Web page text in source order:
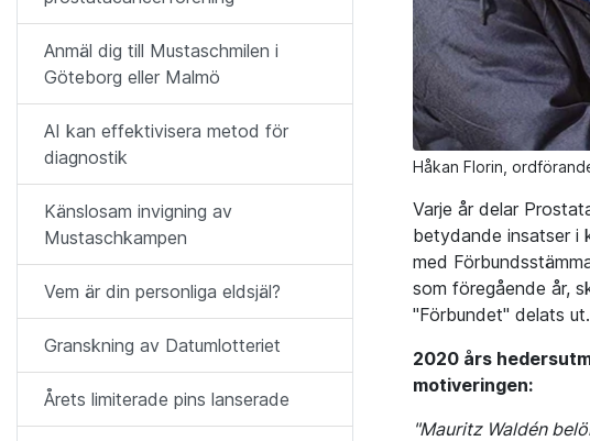
Anmäl dig till Mustaschmilen i
Göteborg eller Malmö
AI kan effektivisera metod för
diagnostik
Känslosam invigning av
Mustaschkampen
Vem är din personliga eldsjäl?
Granskning av Datumlotteriet
Årets limiterade pins lanserade
Håkan Florin,
Varje år delar
betydande insatser i
med
som föregående år,
"Förbundet" delats ut.
2020 års
motiveringen:
"Mauritz Waldén